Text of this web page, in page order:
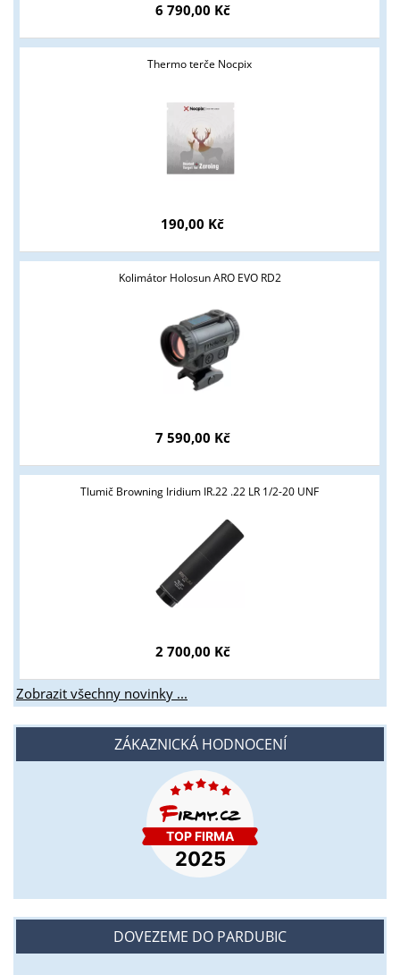
6 790,00 Kč
Thermo terče Nocpix
190,00 Kč
Kolimátor Holosun ARO EVO RD2
7 590,00 Kč
Tlumič Browning Iridium IR.22 .22 LR 1/2-20 UNF
2 700,00 Kč
Zobrazit všechny novinky ...
ZÁKAZNICKÁ HODNOCENÍ
DOVEZEME DO PARDUBIC
podnikatelům v oblasti zbraně a střelivo. Splňujete tyto
podmínky?
ANO NE